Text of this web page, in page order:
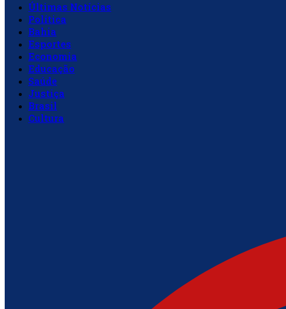
Últimas Notícias
Política
Bahia
Esportes
Economia
Educação
Saúde
Justiça
Brasil
Cultura